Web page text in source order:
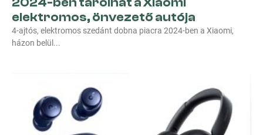
elektromos, önvezető autója
4-ajtós, elektromos szedánt dobna piacra 2024-ben a Xiaomi,
házon belül